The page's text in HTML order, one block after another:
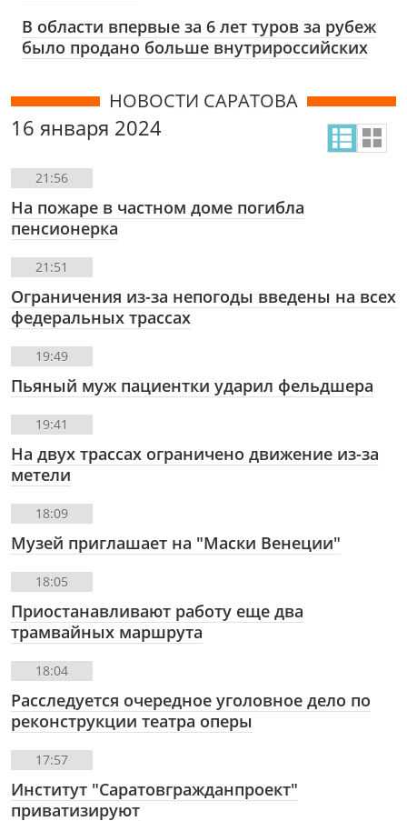
В области впервые за 6 лет туров за рубеж
было продано больше внутрироссийских
НОВОСТИ САРАТОВА
16 января 2024
21:56
На пожаре в частном доме погибла
пенсионерка
21:51
Ограничения из-за непогоды введены на всех
федеральных трассах
19:49
Пьяный муж пациентки ударил фельдшера
19:41
На двух трассах ограничено движение из-за
метели
18:09
Музей приглашает на "Маски Венеции"
18:05
Приостанавливают работу еще два
трамвайных маршрута
18:04
Расследуется очередное уголовное дело по
реконструкции театра оперы
17:57
Институт "Саратовгражданпроект"
приватизируют